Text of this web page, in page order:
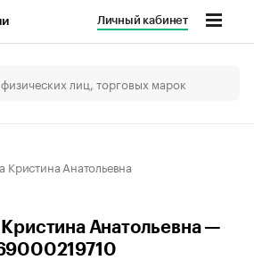
Личный кабинет
Анатольевна
Анатольевна —